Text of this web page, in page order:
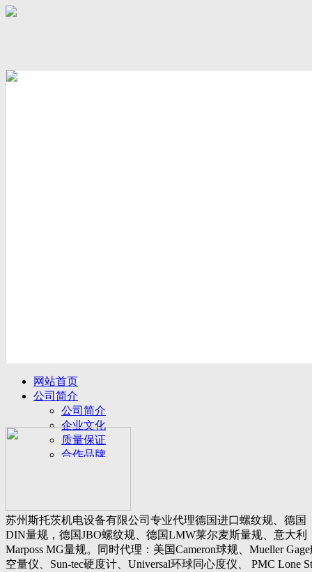
网站首页
公司简介
公司简介
企业文化
质量保证
合作品牌
公司新闻
行业动态
设备展厅
资料下载
苏州斯托茨机电设备有限公司专业代理德国进口螺纹规、德国
DIN量规，德国JBO螺纹规、德国LMW莱尔麦斯量规、意大利
Marposs MG量规。同时代理：美国Cameron球规、Mueller
空量仪、Sun-tec硬度计、Universal环球同心度仪、 PMC Lone